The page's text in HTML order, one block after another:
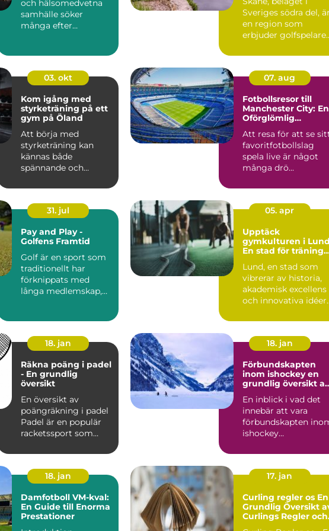
och hälsomedvetna
samhälle söker
många efter
Sveriges södra del, är
en region som
erbjuder golfspelare
03. okt
Kom igång med
styrketräning på ett
gym på Öland
Att börja med
styrketräning kan
kännas både
spännande och
07. aug
Fotbollsresor till
Manchester City: En
Oförglömlig
Att resa för att se
favoritfotbollslag
spela live är något
många drö...
31. jul
Pay and Play -
Golfens Framtid
Golf är en sport som
traditionellt har
förknippats med
långa medlemskap,
05. apr
Upptäck
gymkulturen i
En stad för träning
Lund, en stad som
vibrerar av historia,
akademisk excellens
och innovativa idéer
18. jan
Räkna poäng i padel
- En grundlig
översikt
En översikt av
poängräkning i padel
Padel är en populär
racketssport som
från te...
18. jan
Förbundskapten
inom ishockey en
grundlig översikt av
En inblick i vad det
innebär att vara
förbundskapten
ishockey
en central f...
18. jan
Damfotboll VM-kval:
En Guide till Enorma
Prestationer
17. jan
Curling regler os En
Grundlig Översikt
Curlings Regler och